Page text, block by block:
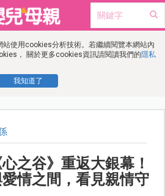
使用cookies分析技術。若繼續閱覽本網站內
， 關於更多cookies資訊請閱讀我們的隱私
我知道了
之谷》重返大銀幕！
情之間，看見親情守